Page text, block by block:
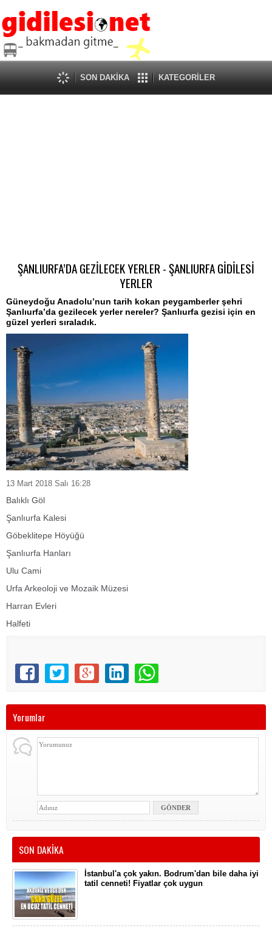
SON DAKİKA KATEGORİLER
ŞANLIURFA’DA GEZİLECEK YERLER - ŞANLIURFA GİDİLESİ
YERLER
Güneydoğu Anadolu’nun tarih kokan peygamberler şehri
Şanlıurfa’da gezilecek yerler nereler? Şanlıurfa gezisi için en
güzel yerleri sıraladık.
13 Mart 2018 Salı 16:28
Balıklı Göl
Şanlıurfa Kalesi
Göbeklitepe Höyüğü
Şanlıurfa Hanları
Ulu Cami
Urfa Arkeoloji ve Mozaik Müzesi
Harran Evleri
Halfeti
Yorumlar
SON DAKİKA
İstanbul'a çok yakın. Bodrum'dan bile daha iyi
tatil cenneti! Fiyatlar çok uygun